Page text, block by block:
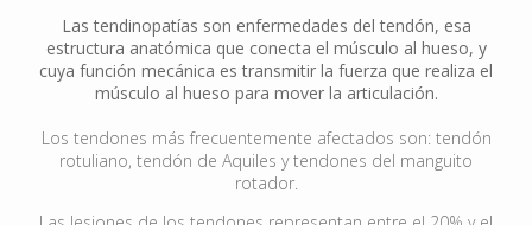
Las tendinopatías son enfermedades del tendón, esa
estructura anatómica que conecta el músculo al hueso, y
cuya función mecánica es transmitir la fuerza que realiza el
músculo al hueso para mover la articulación.
Los tendones más frecuentemente afectados son: tendón
rotuliano, tendón de Aquiles y tendones del manguito
rotador.